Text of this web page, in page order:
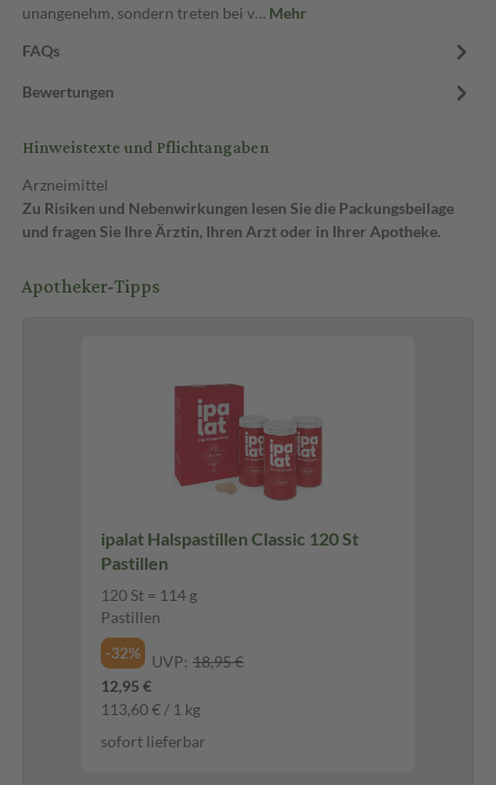
unangenehm, sondern treten bei v… Mehr
FAQs
Bewertungen
Hinweistexte und Pflichtangaben
Arzneimittel
Zu Risiken und Nebenwirkungen lesen Sie die Packungsbeilage
und fragen Sie Ihre Ärztin, Ihren Arzt oder in Ihrer Apotheke.
Apotheker-Tipps
ipalat Halspastillen Classic 120 St
Pastillen
120 St = 114 g
Pastillen
-32%
UVP: 18,95 €
12,95 €
113,60 € / 1 kg
sofort lieferbar